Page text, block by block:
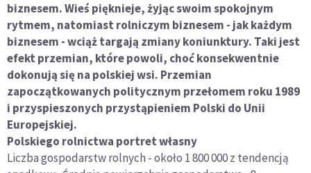
biznesem. Wieś pięknieje, żyjąc swoim spokojnym
rytmem, natomiast rolniczym biznesem - jak każdym
biznesem - wciąż targają zmiany koniunktury. Taki jest
efekt przemian, które powoli, choć konsekwentnie
dokonują się na polskiej wsi. Przemian
zapoczątkowanych politycznym przełomem roku 1989
i przyspieszonych przystąpieniem Polski do Unii
Europejskiej.
Polskiego rolnictwa portret własny
Liczba gospodarstw rolnych - około 1 800 000 z tendencją